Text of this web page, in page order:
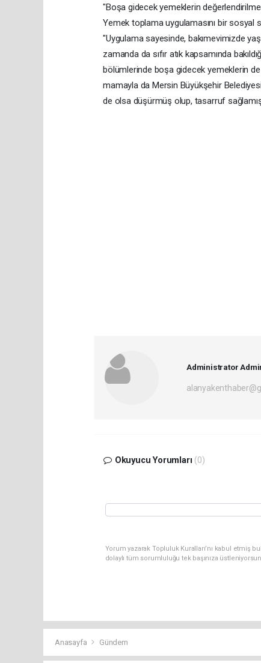
"Boşa gidecek yemeklerin
Yemek toplama uygulamasını bir sosyal
"Uygulama sayesinde, bakımevimizde
zamanda da sıfır atık kapsamında
bölümlerinde boşa gidecek yemeklerin
mamayla da Mersin Büyükşehir
de olsa düşürmüş olup, tasarruf
Administrator
Okuyucu Yorumları (0)
Yorum yazarak Topluluk Kuralları’nı kabul etmiş
dolaylı tüm sorumluluğu tek başınıza
Anasayfa Gündem